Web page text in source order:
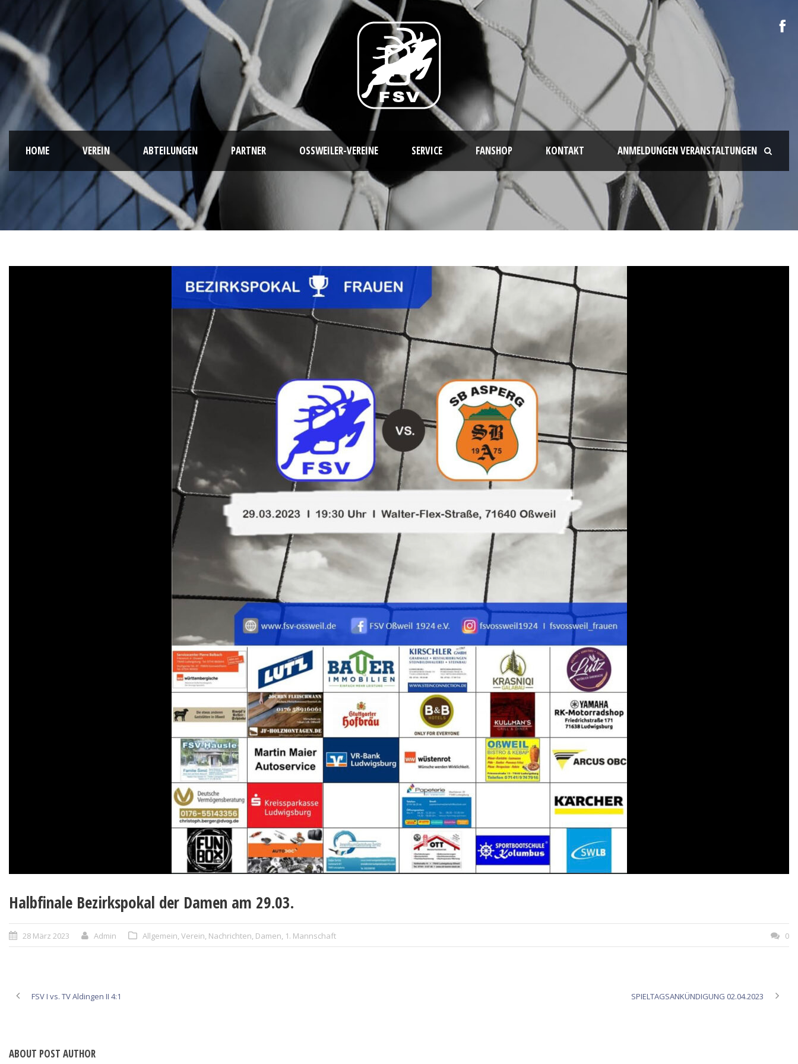
HOME VEREIN ABTEILUNGEN PARTNER OSSWEILER-VEREINE SERVICE FANSHOP KONTAKT ANMELDUNGEN VERANSTALTUNGEN
Halbfinale Bezirkspokal der Damen am 29.03.
28 März 2023 Admin Allgemein, Verein, Nachrichten, Damen, 1. Mannschaft 0
FSV I vs. TV Aldingen II 4:1 SPIELTAGSANKÜNDIGUNG 02.04.2023
ABOUT POST AUTHOR